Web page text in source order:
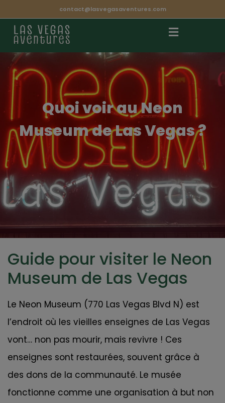
contact@lasvegasaventures.com
Quoi voir au Neon
Museum de Las Vegas ?
Guide pour visiter le Neon
Museum de Las Vegas
Le Neon Museum (770 Las Vegas Blvd N) est
l’endroit où les vieilles enseignes de Las Vegas
vont… non pas mourir, mais revivre ! Ces
enseignes sont restaurées, souvent grâce à
des dons de la communauté. Le musée
fonctionne comme une organisation à but non